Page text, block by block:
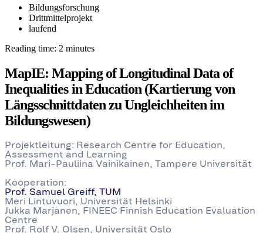
Bildungsforschung
Drittmittelprojekt
laufend
Reading time:
MapIE:Mapping of Longitudinal Data of
Inequalities in Education (Kartierung von
Längsschnittdaten zu Ungleichheiten im
Bildungswesen)
Projektleitung: Research Centre for Education,
Assessment and Learning
Prof. Mari-Pauliina Vainikainen, Tampere Universität
Kooperation:
Prof. Samuel Greiff, TUM
Meri Lintuvuori, Universität Helsinki
Jukka Marjanen, FINEEC Finnish Education Evaluation
Centre
Prof. Rolf V. Olsen, Universität Oslo